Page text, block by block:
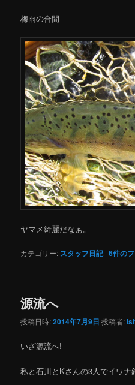
梅雨の合間
ヤマメ綺麗だなぁ。
カテゴリー: スタッフ日記 |6件の
源流へ
投稿日時:2014年7月9日 投稿者:
いざ源流へ!
私と石川とKさんの3人でイワナ